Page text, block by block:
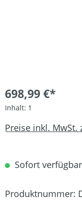
698,99 €*
Inhalt: 1
Preise inkl. MwSt.
Sofort
Produktnummer: